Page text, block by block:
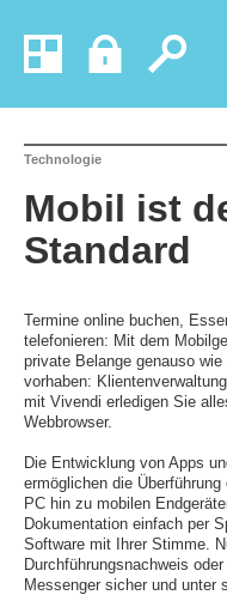
Technologie
Mobil ist
Standard
Termine online buchen,
telefonieren: Mit dem
private Belange genauso
vorhaben:
mit Vivendi erledigen Sie
Webbrowser.
Die Entwicklung von Apps
ermöglichen die
PC hin zu mobilen
Dokumentation einfach per
Software mit Ihrer Stimme.
Durchführungsnachweis
Messenger sicher und unter